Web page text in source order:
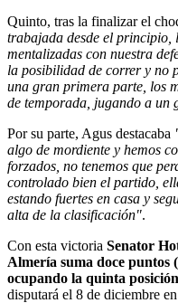
Quinto, tras la finalizar el
trabajada desde el principio,
mentalizadas con nuestra
la posibilidad de correr y no
una gran primera parte, los
de temporada, jugando a un
Por su parte, Agus destacaba
algo de mordiente y hemos
forzados, no tenemos que
controlado bien el partido,
estando fuertes en casa y
alta de la clasificación".
Con esta victoria Senator
Almería suma doce puntos
ocupando la quinta
disputará el 8 de diciembre